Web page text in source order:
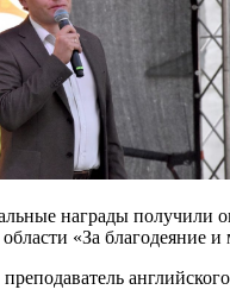
награды получили
области «За благодеяние
преподаватель